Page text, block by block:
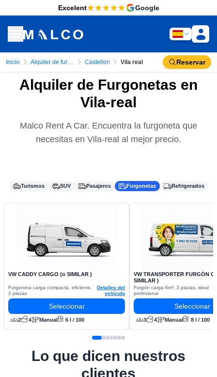
Excelent Google
Inicio Alquiler de furgonetas Castellon Vila real Reservar
Alquiler de Furgonetas en
Vila-real
Malco Rent A Car. Encuentra la furgoneta que
necesitas en Vila-real al mejor precio.
Turismos SUV Pasajeros Furgonetas Refrigerados
VW CADDY CARGO (o SIMILAR )
Furgoneta carga compacta, eficiente,
2 plazas
Detalles del
vehículo
Seleccionar
2 4 Manual 6 l / 100
VW TRANSPORTER FURGÓN
SIMILAR )
Furgón carga 6m³, 3 plazas, ideal
profesional
Seleccionar
3 4 Manual 8 l / 100
Lo que dicen nuestros
clientes